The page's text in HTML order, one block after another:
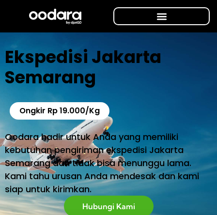
Ekspedisi Jakarta
Semarang
Ongkir Rp 19.000/Kg
Oodara hadir untuk Anda yang memiliki
kebutuhan pengiriman ekspedisi Jakarta
Semarang dan tidak bisa menunggu lama.
Kami tahu urusan Anda mendesak dan kami
siap untuk kirimkan.
Hubungi Kami